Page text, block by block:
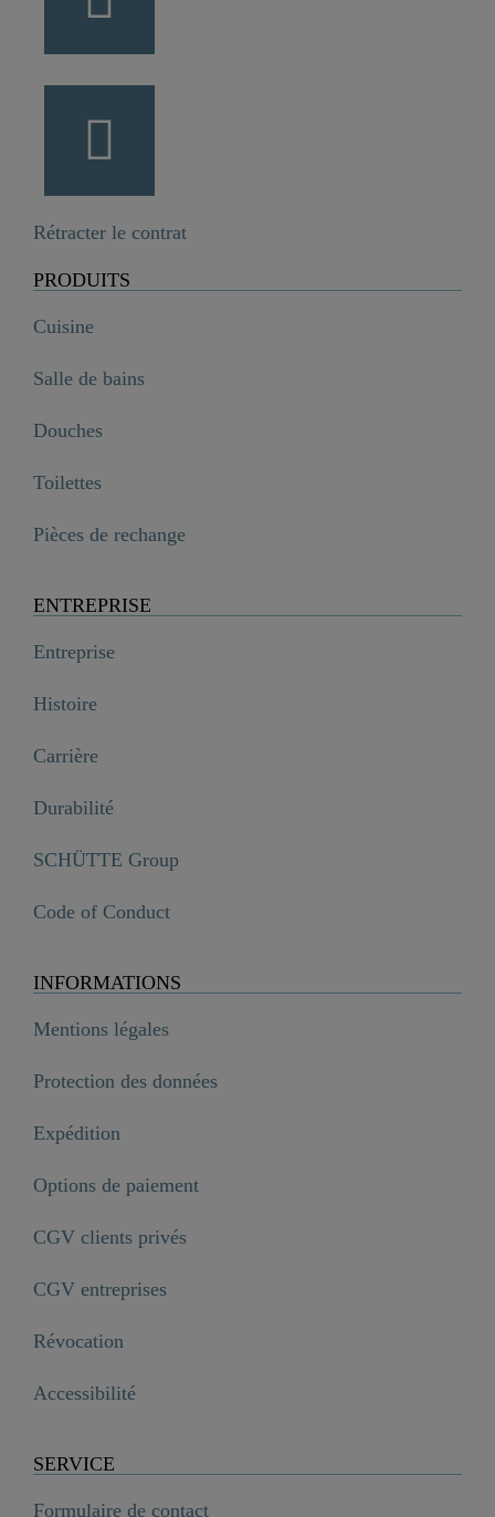
Rétracter le contrat
PRODUITS
Cuisine
Salle de bains
Douches
Toilettes
Pièces de rechange
ENTREPRISE
Entreprise
Histoire
Carrière
Durabilité
SCHÜTTE Group
Code of Conduct
INFORMATIONS
Mentions légales
Protection des données
Expédition
Options de paiement
CGV clients privés
CGV entreprises
Révocation
Accessibilité
SERVICE
Formulaire de contact